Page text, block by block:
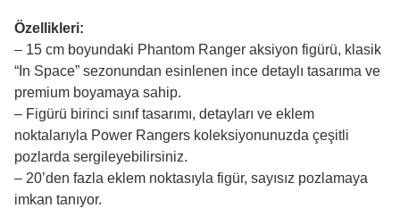
Özellikleri:
– 15 cm boyundaki Phantom Ranger aksiyon figürü, klasik
“In Space” sezonundan esinlenen ince detaylı tasarıma ve
premium boyamaya sahip.
– Figürü birinci sınıf tasarımı, detayları ve eklem
noktalarıyla Power Rangers koleksiyonunuzda çeşitli
pozlarda sergileyebilirsiniz.
– 20’den fazla eklem noktasıyla figür, sayısız pozlamaya
imkan tanıyor.